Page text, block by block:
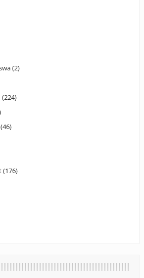
(2)
(224)
(46)
(176)